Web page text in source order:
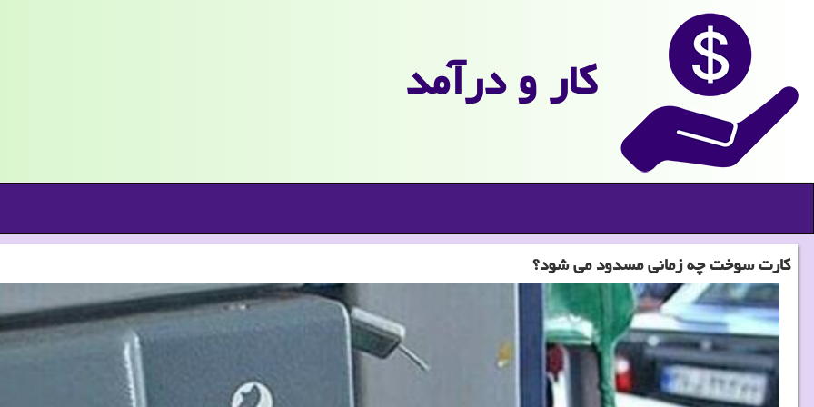
كار و درآمد
کارت سوخت چه زمانی مسدود می شود؟